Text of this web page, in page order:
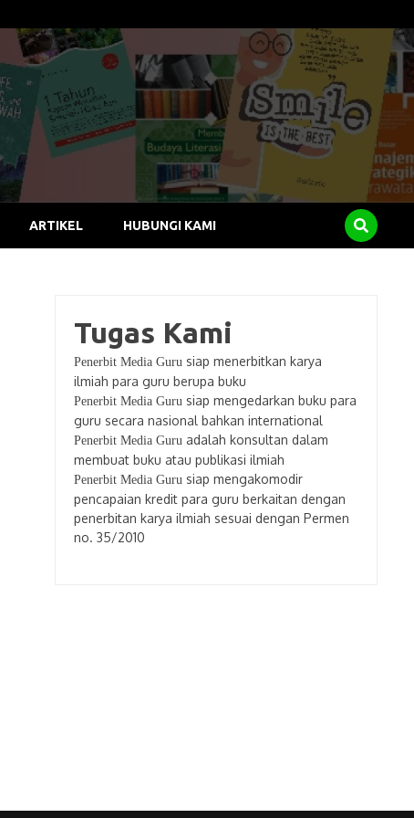
ARTIKEL HUBUNGI KAMI
Tugas Kami
Penerbit Media Guru siap menerbitkan karya
ilmiah para guru berupa buku
Penerbit Media Guru siap mengedarkan buku para
guru secara nasional bahkan international
Penerbit Media Guru adalah konsultan dalam
membuat buku atau publikasi ilmiah
Penerbit Media Guru siap mengakomodir
pencapaian kredit para guru berkaitan dengan
penerbitan karya ilmiah sesuai dengan Permen
no. 35/2010